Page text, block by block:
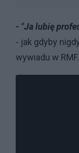
- "Ja lubię
- jak gdyby
wywiadu w